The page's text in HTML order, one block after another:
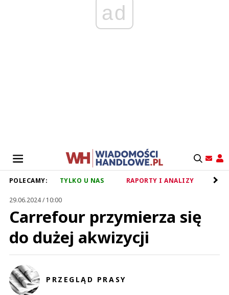
ad
POLECAMY: TYLKO U NAS RAPORTY I ANALIZY
29.06.2024 / 10:00
Carrefour przymierza się
do dużej akwizycji
PRZEGLĄD PRASY